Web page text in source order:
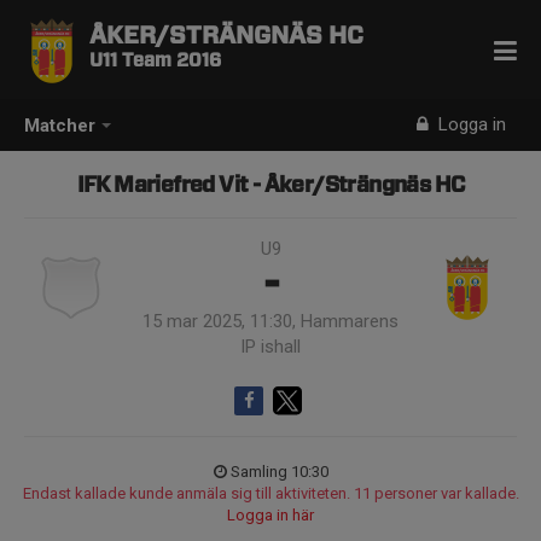
Matcher Logga in
ÅKER/STRÄNGNÄS HC
U11 Team 2016
IFK Mariefred Vit - Åker/Strängnäs HC
U9
-
15 mar 2025, 11:30, Hammarens
IP ishall
Samling 10:30
Endast kallade kunde anmäla sig till aktiviteten. 11 personer var kallade.
Logga in här